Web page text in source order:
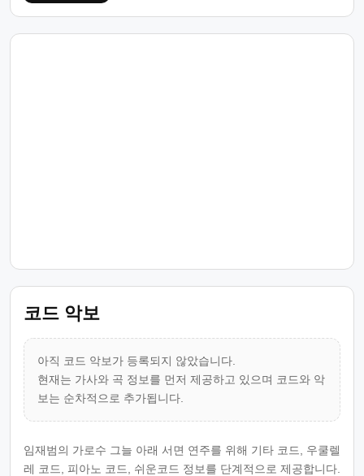
코드 악보
아직 코드 악보가 등록되지 않았습니다.
현재는 가사와 곡 정보를 먼저 제공하고 있으며 코드와 악
보는 순차적으로 추가됩니다.
임재범의 가로수 그늘 아래 서면 연주를 위해 기타 코드, 우쿨렐
레 코드, 피아노 코드, 쉬운코드 정보를 단계적으로 제공합니다.